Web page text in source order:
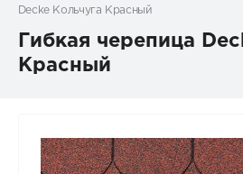
Decke Кольчуга Красный
Гибкая черепица
Красный